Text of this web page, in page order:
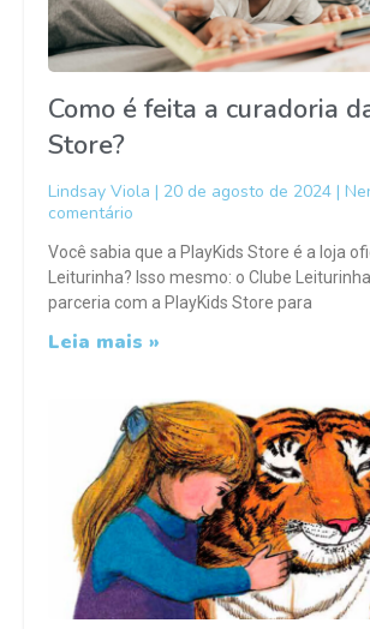
Como é feita a curadoria
Store?
Lindsay Viola 20 de agosto de 2024
comentário
Você sabia que a PlayKids Store é a loja
Leiturinha? Isso mesmo: o Clube
parceria com a PlayKids Store para
Leia mais »